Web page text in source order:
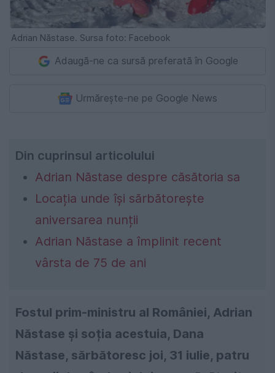
Adrian Năstase. Sursa foto: Facebook
Adaugă-ne ca sursă preferată în Google
Urmărește-ne pe Google News
Din cuprinsul articolului
Adrian Năstase despre căsătoria sa
Locația unde își sărbătorește
aniversarea nunții
Adrian Năstase a împlinit recent
vârsta de 75 de ani
Fostul prim-ministru al României, Adrian
Năstase și soția acestuia, Dana
Năstase, sărbătoresc joi, 31 iulie, patru